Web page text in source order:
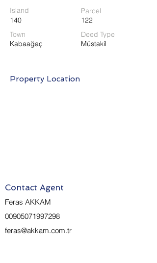
Island
140
Town
Kabaağaç
Parcel
122
Deed Type
Müstakil
Property Location
Contact Agent
Feras AKKAM
00905071997298
feras@akkam.com.tr